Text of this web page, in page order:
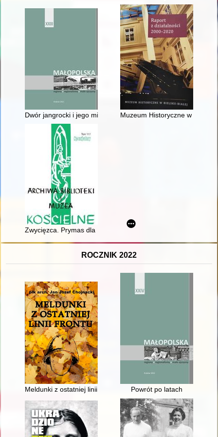
Dwór jangrocki i jego mieszkańcyMuzeum Historyczne w
Zwycięzca. Prymas dla Kościoła i Ojczyzny". Wystawa w
ROCZNIK 2022
Meldunki z ostatniej linii frontu : wiejskie, myśliwskie,
Powrót po latach